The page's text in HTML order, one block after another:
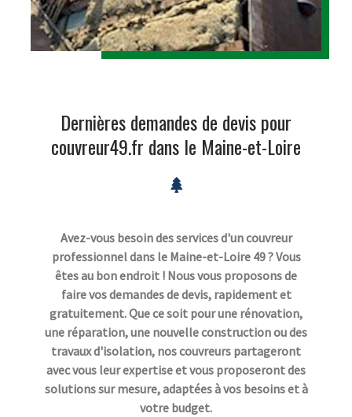
Dernières demandes de devis pour
couvreur49.fr dans le Maine-et-Loire
Avez-vous besoin des services d'un couvreur
professionnel dans le Maine-et-Loire 49 ? Vous
êtes au bon endroit ! Nous vous proposons de
faire vos demandes de devis, rapidement et
gratuitement. Que ce soit pour une rénovation,
une réparation, une nouvelle construction ou des
travaux d'isolation, nos couvreurs partageront
avec vous leur expertise et vous proposeront des
solutions sur mesure, adaptées à vos besoins et à
votre budget.